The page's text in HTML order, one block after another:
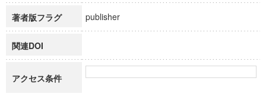
著者版フラグ publisher
関連DOI
アクセス条件